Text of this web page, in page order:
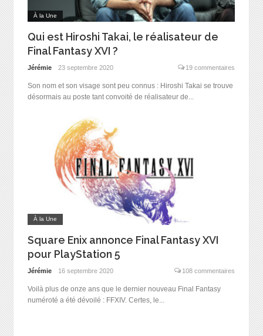
À la Une
Qui est Hiroshi Takai, le réalisateur de
Final Fantasy XVI ?
Jérémie 23 septembre 2020 19 commentaires
Son nom et son visage sont peu connus : Hiroshi Takai se trouve
désormais au poste tant convoité de réalisateur de...
À la Une
Square Enix annonce Final Fantasy XVI
pour PlayStation 5
Jérémie 16 septembre 2020 108 commentaires
Voilà plus de onze ans que le dernier nouveau Final Fantasy
numéroté a été dévoilé : FFXIV. Certes, le...